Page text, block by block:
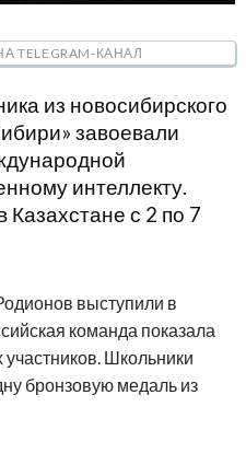
КАНАЛ
из новосибирского
завоевали
интеллекту.
с 2 по 7
выступили в
команда показала
участников. Школьники
бронзовую медаль из